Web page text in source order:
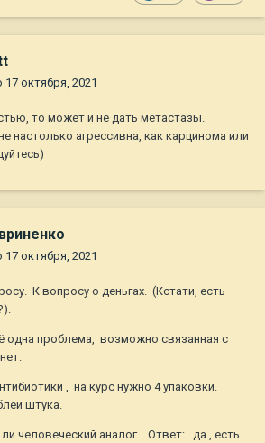
17 октября, 2021
то может и не дать метастазы.
настолько агрессивна, как карцинома или
17 октября, 2021
К вопросу о деньгах. (Кстати, есть
одна проблема, возможно связанная с
, на курс нужно 4 упаковки.
штука.
человеческий аналог. Ответ: да , есть .